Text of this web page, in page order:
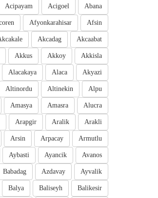
Abana
Acigoel
Acipayam
Afsin
Afyonkarahisar
Akcaabat
Akcadag
Akkisla
Akkoy
Akkus
Akyazi
Alaca
Alacakaya
Alpu
Altinekin
Altinordu
Alucra
Amasra
Amasya
Arakli
Aralik
Arapgir
Armutlu
Arpacay
Arsin
Avanos
Ayancik
Aybasti
Ayvalik
Azdavay
Babadag
Balikesir
Baliseyh
Balya